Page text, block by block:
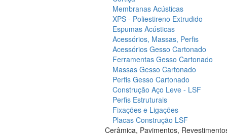
Membranas Acústicas
XPS - Poliestireno Extrudido
Espumas Acústicas
Acessórios, Massas, Perfis
Acessórios Gesso Cartonado
Ferramentas Gesso Cartonado
Massas Gesso Cartonado
Perfis Gesso Cartonado
Construção Aço Leve - LSF
Perfis Estruturais
Fixações e Ligações
Placas Construção LSF
Cerâmica, Pavimentos,